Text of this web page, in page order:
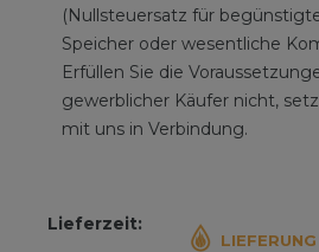
(Nullsteuersatz für
Speicher oder wesentliche
Erfüllen Sie die
gewerblicher Käufer nicht,
mit uns in Verbindung.
Lieferzeit: